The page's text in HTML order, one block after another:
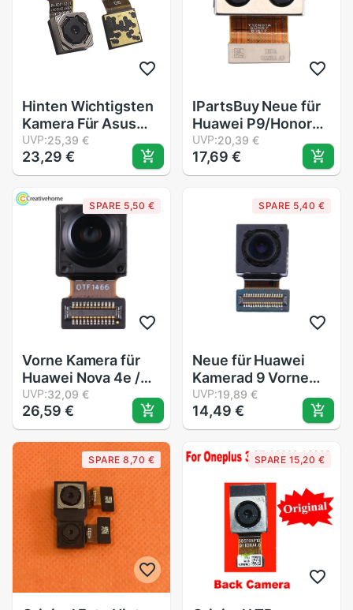
Hinten Wichtigsten
Kamera Für Asus
ZenFone 4 Max
Profi ZC554KL groß
Zurück Kamera
Modul biegen Kabel
Reparatur Teile
UVP:25,39 €
23,29 €
IPartsBuy Neue für
Huawei P9/Honor
8/Honor V8 Zurück
gegenüber Kamera
UVP:20,39 €
17,69 €
SPARE 5,50 €
Vorne Kamera für
Huawei Nova 4e /
P30 Lite Kamera
Modul Ersatz
UVP:32,09 €
26,59 €
SPARE 5,40 €
Neue für Huawei
Kamerad 9 Vorne
Kamera reparatur
teile
UVP:19,89 €
14,49 €
SPARE 8,70 € SPARE 15,20 €